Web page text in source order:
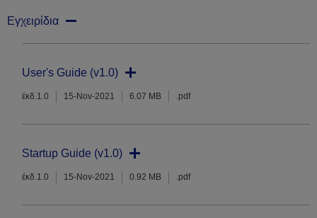
Εγχειρίδια
User's Guide (v1.0)
έκδ.1.0 15-Nov-2021 6.07 MB .pdf
Startup Guide (v1.0)
έκδ.1.0 15-Nov-2021 0.92 MB .pdf